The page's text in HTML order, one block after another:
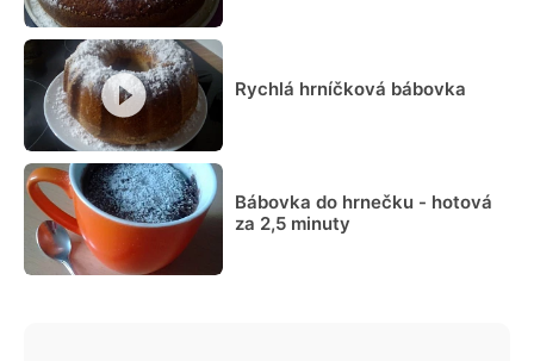
Rychlá hrníčková bábovka
Bábovka do hrnečku - hotová
za 2,5 minuty